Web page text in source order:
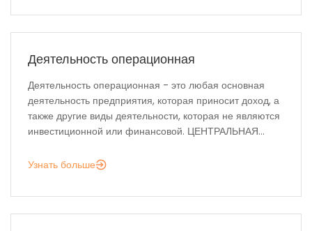
Деятельность операционная
Деятельность операционная - это любая основная
деятельность предприятия, которая приносит доход, а
также другие виды деятельности, которая не являются
инвестиционной или финансовой. ЦЕНТРАЛЬНАЯ...
Узнать больше